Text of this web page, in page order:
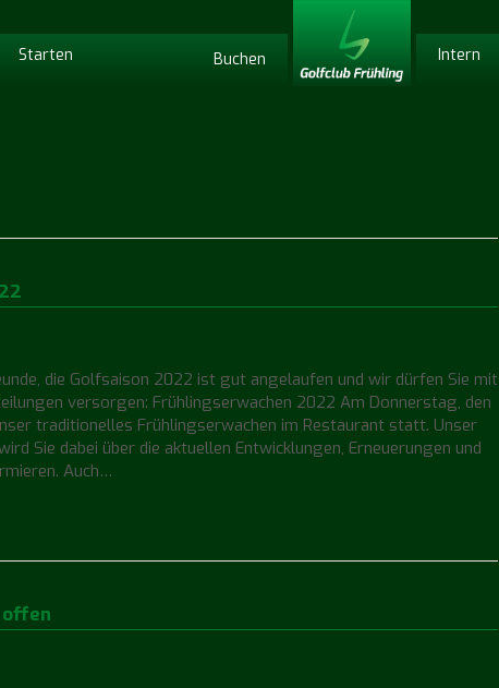
Starten Buchen Intern
die Golfsaison 2022 ist gut angelaufen und wir dürfen Sie mit
versorgen: Frühlingserwachen 2022 Am Donnerstag, den
traditionelles Frühlingserwachen im Restaurant statt. Unser
Sie dabei über die aktuellen Entwicklungen, Erneuerungen und
Auch…
offen